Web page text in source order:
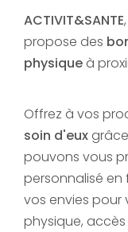
ACTIVIT&SANTE
propose des
physique à
Offrez à vos
soin d'eux
pouvons vous
personnalisé
vos envies
physique,